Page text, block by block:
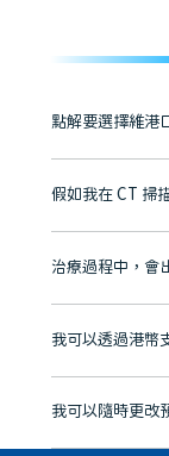
點解要選擇維港
維港口腔踐行「醫
牌」、「2025香
至今已服務超過三
市市民極高的口碑
有咨詢及服務保障
假如我在 CT 掃
不會！只要未開始
治療過程中，會
不會，治療前我們
我可以透過港幣
可以。維港口腔會
我可以隨時更改
可以，請盡早通